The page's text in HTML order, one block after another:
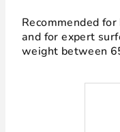
Recommended
and for expert
weight between